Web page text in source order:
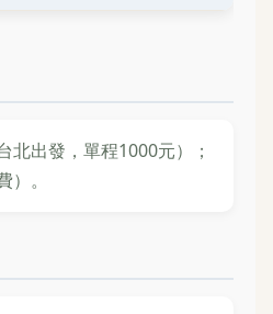
北出發，單程1000元）；
。